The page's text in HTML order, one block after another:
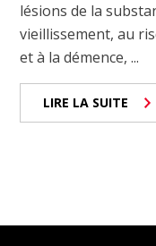
lésions de la
vieillissement, au
et à la démence, ...
LIRE LA SUITE